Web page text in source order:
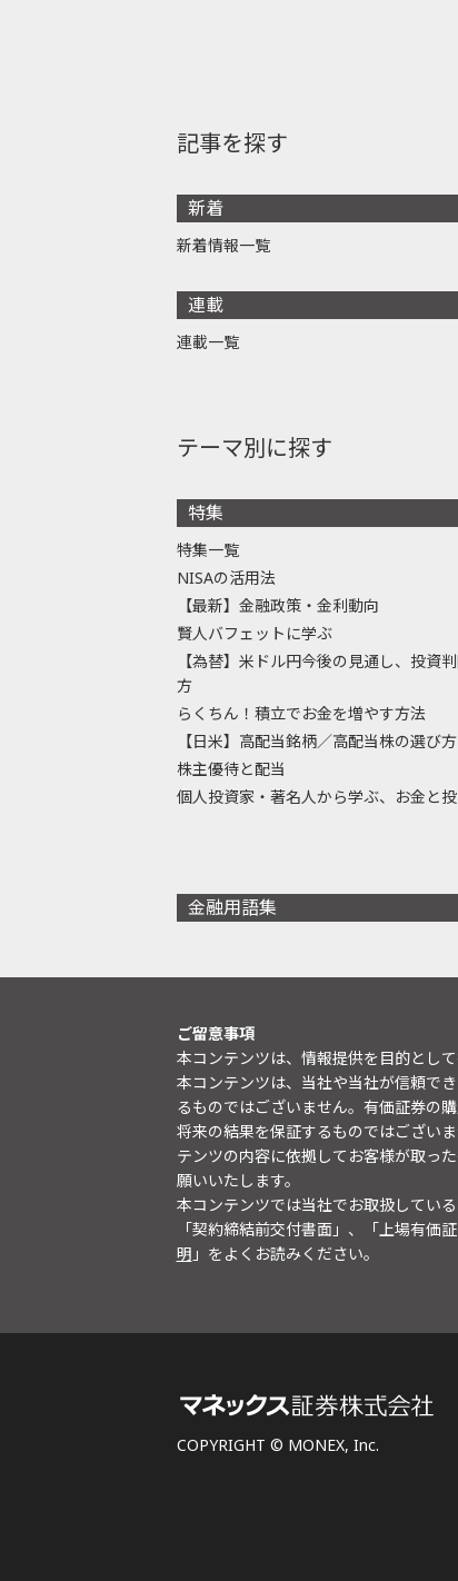
記事を探す
新着
新着情報一覧
連載
連載一覧
テーマ別に探す
特集
特集一覧
NISAの活用法
【最新】金融政策・金利動向
賢人バフェットに学ぶ
【為替】米ドル円今後の見通し、投資
方
らくちん！積立でお金を増やす方法
【日米】高配当銘柄／高配当株の選び方
株主優待と配当
個人投資家・著名人から学ぶ、お金と
金融用語集
ご留意事項
本コンテンツは、情報提供を目的として
本コンテンツは、当社や当社が信頼で
るものではございません。有価証券の
将来の結果を保証するものではござい
テンツの内容に依拠してお客様が取っ
願いいたします。
本コンテンツでは当社でお取扱してい
「契約締結前交付書面」、「上場有価
明 」をよくお読みください。
COPYRIGHT © MONEX, Inc.